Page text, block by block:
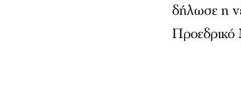
δήλωσε η